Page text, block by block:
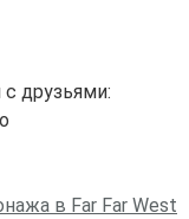
друзьями:
в Far Far West